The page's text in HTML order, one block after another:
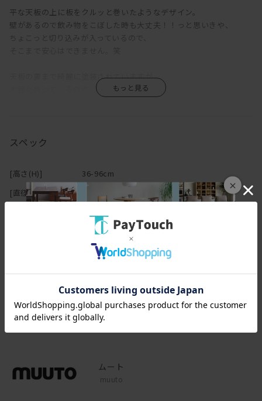
×
平な天板の上に板をクルッと巻いたようなデザイン。
壁があるので飲み物をこぼした時も大丈夫！！っと思いきや、
天板の裏まで綺麗に塗装されていますが、
木目が残っているので、
こともなく、
スペック
[高さ(H)]
36-96cm
[直径(Φ) ]
36-72cm
カー塗装）
簡易組み立て品
ブランド
ムート
muuto